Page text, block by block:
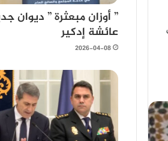
” أوزان مبعثرة ” ديوان
عائشة إدكير
2026-04-08